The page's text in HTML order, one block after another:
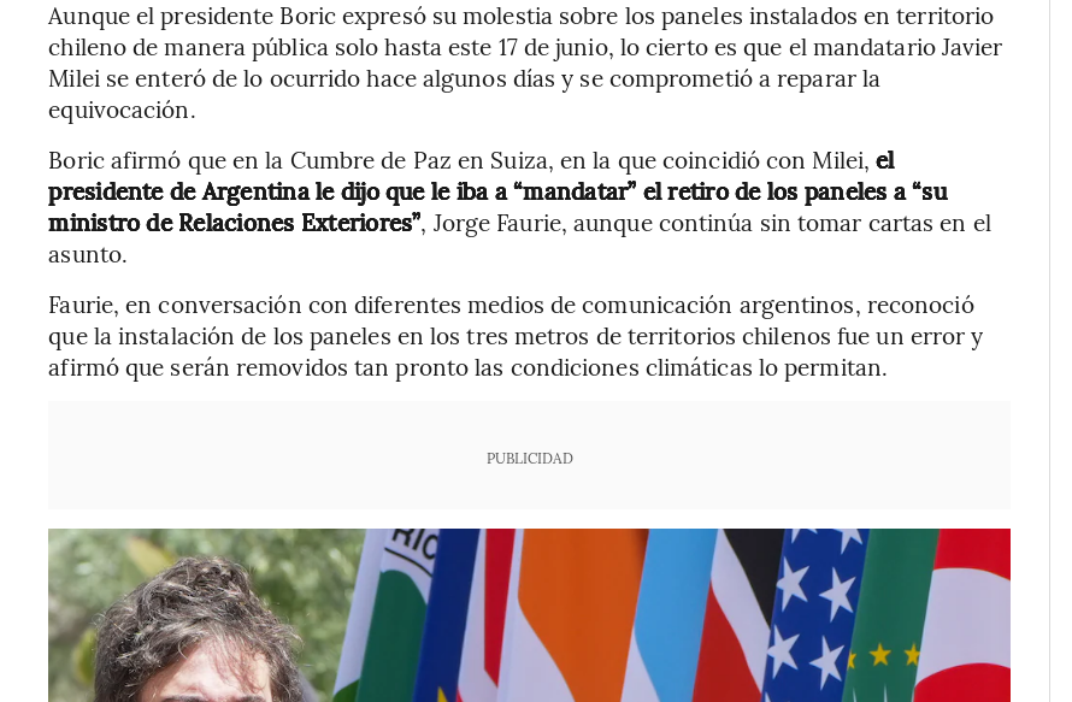
Aunque el presidente Boric expresó su molestia sobre los paneles instalados en territorio
chileno de manera pública solo hasta este 17 de junio, lo cierto es que el mandatario Javier
Milei se enteró de lo ocurrido hace algunos días y se comprometió a reparar la
equivocación.
Boric afirmó que en la Cumbre de Paz en Suiza, en la que coincidió con Milei, el
presidente de Argentina le dijo que le iba a “mandatar” el retiro de los paneles a “su
ministro de Relaciones Exteriores”, Jorge Faurie, aunque continúa sin tomar cartas en el
asunto.
Faurie, en conversación con diferentes medios de comunicación argentinos, reconoció
que la instalación de los paneles en los tres metros de territorios chilenos fue un error y
afirmó que serán removidos tan pronto las condiciones climáticas lo permitan.
PUBLICIDAD